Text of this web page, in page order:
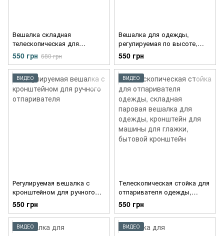
Вешалка складная
телескопическая для
одежды регулируемая
550 грн 680 грн
Вешалка для одежды,
регулируемая по высоте,
складная стоячая ручная
вешалка для одежды,
отпариватель для одежды,
паровая вешалка
550 грн
ВИДЕО
Регулируемая вешалка с
кронштейном для ручного
отпаривателя
550 грн
ВИДЕО
Телескопическая стойка для
отпаривателя одежды,
складная паровая вешалка
для одежды, кронштейн для
машины для глажки,
бытовой кронштейн
550 грн
ВИДЕО ВИДЕО